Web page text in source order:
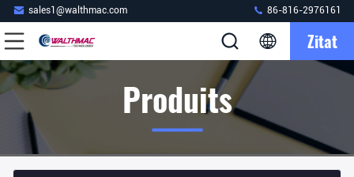
sales1@walthmac.com 86-816-2976161
Zitat
Produits